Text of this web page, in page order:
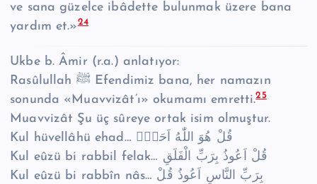
ve sana güzelce ibâdette bulunmak üzere bana
yardım et.»24
Ukbe b. Âmir (r.a.) anlatıyor:
Rasûlullah ﷺ Efendimiz bana, her namazın
sonunda «Muavvizât’ı» okumamı emretti.25
Muavvizât Şu üç sûreye ortak isim olmuştur.
Kul hüvellâhü ehad… قُلْ هُوَ اللّٰهُ اَحَدٌۚ
Kul eûzü bi rabbil felak… قُلْ اَعُوذُ بِرَبِّ الْفَلَقِ
Kul eûzü bi rabbîn nâs… بِرَبِّ النَّاسِ اَعُوذُ قُلْ